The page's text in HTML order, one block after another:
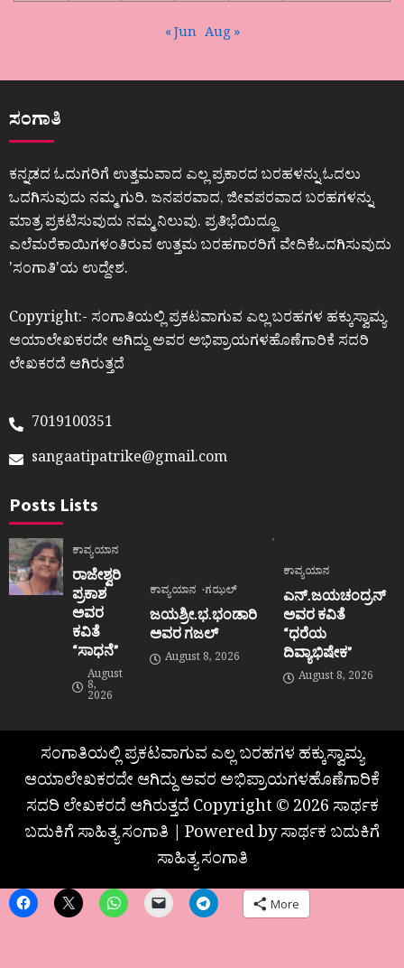
« Jun Aug »
ಸಂಗಾತಿ
ಕನ್ನಡದ ಓದುಗರಿಗೆ ಉತ್ತಮವಾದ ಎಲ್ಲ ಪ್ರಕಾರದ ಬರಹಳನ್ನು ಓದಲು
ಒದಗಿಸುವುದು ನಮ್ಮ ಗುರಿ. ಜನಪರವಾದ, ಜೀವಪರವಾದ ಬರಹಗಳನ್ನು
ಮಾತ್ರ ಪ್ರಕಟಿಸುವುದು ನಮ್ಮ ನಿಲುವು. ಪ್ರತಿಭೆಯಿದ್ದೂ
ಎಲೆಮರೆಕಾಯಿಗಳಂತಿರುವ ಉತ್ತಮ ಬರಹಗಾರರಿಗೆ ವೇದಿಕೆಒದಗಿಸುವುದು
ʼಸಂಗಾತಿʼಯ ಉದ್ದೇಶ.
Copyright:- ಸಂಗಾತಿಯಲ್ಲಿ ಪ್ರಕಟವಾಗುವ ಎಲ್ಲ ಬರಹಗಳ ಹಕ್ಕುಸ್ವಾಮ್ಯ
ಆಯಾಲೇಖಕರದೇ ಆಗಿದ್ದು ಅವರ ಅಭಿಪ್ರಾಯಗಳಹೊಣೆಗಾರಿಕೆ ಸದರಿ
ಲೇಖಕರದೆ ಆಗಿರುತ್ತದೆ
7019100351
sangaatipatrike@gmail.com
Posts Lists
ಕಾವ್ಯಯಾನ
ರಾಜೇಶ್ವರಿ
ಪ್ರಕಾಶ
ಅವರ
ಕವಿತೆ
“ಸಾಧನೆ”
August
8,
2026
ಕಾವ್ಯಯಾನ ಗಝಲ್
ಜಯಶ್ರೀ.ಭ.ಭಂಡಾರಿ
ಅವರ ಗಜಲ್
August 8, 2026
ಕಾವ್ಯಯಾನ
ಎನ್.ಜಯಚಂದ್ರನ್
ಅವರ ಕವಿತೆ
“ಧರೆಯ
ದಿವ್ಯಾಭಿಷೇಕ”
August 8, 2026
ಸಂಗಾತಿಯಲ್ಲಿ ಪ್ರಕಟವಾಗುವ ಎಲ್ಲ ಬರಹಗಳ ಹಕ್ಕುಸ್ವಾಮ್ಯ
ಆಯಾಲೇಖಕರದೇ ಆಗಿದ್ದು ಅವರ ಅಭಿಪ್ರಾಯಗಳಹೊಣೆಗಾರಿಕೆ
ಸದರಿ ಲೇಖಕರದೆ ಆಗಿರುತ್ತದೆ Copyright © 2026 ಸಾರ್ಥಕ
ಬದುಕಿಗೆ ಸಾಹಿತ್ಯ ಸಂಗಾತಿ | Powered by ಸಾರ್ಥಕ ಬದುಕಿಗೆ
ಸಾಹಿತ್ಯ ಸಂಗಾತಿ
More